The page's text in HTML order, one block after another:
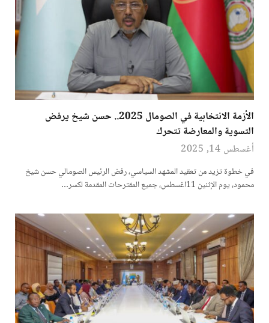
الأزمة الانتخابية في الصومال 2025.. حسن شيخ يرفض
التسوية والمعارضة تتحرك
أغسطس 14, 2025
في خطوة تزيد من تعقيد المشهد السياسي، رفض الرئيس الصومالي حسن شيخ
محمود، يوم الإثنين 11اغسطس، جميع المقترحات المقدمة لكسر…